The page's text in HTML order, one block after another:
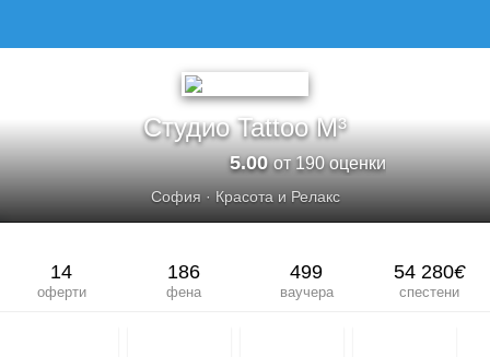
Студио Tattoo M³
5.00от 190 оценки
София· Красота и Релакс
14
оферти
186
фена
499
ваучера
54 280€
спестени